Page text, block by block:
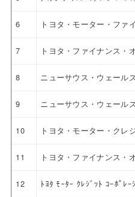
6 トヨタ・モーター・ファ
7 トヨタ・ファイナンス・
8 ニューサウス・ウェール
9 ニューサウス・ウェール
10 トヨタ・モーター・クレ
11 トヨタ・ファイナンス・
12 ﾄﾖﾀ ﾓｰﾀｰ ｸﾚｼﾞｯﾄ ｺｰﾎﾟﾚｰ